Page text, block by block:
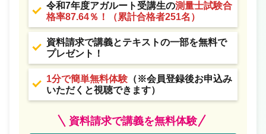
令和7年度アガルート受講生の測量士試験合
格率87.64％！（累計合格者251名）
資料請求で講義とテキストの一部を無料で
プレゼント！
1分で簡単無料体験 （※会員登録後お申込み
いただくと視聴できます）
資料請求で講義を無料体験